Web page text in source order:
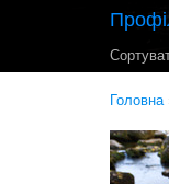
Головна